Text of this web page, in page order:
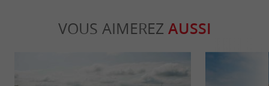
VOUS AIMEREZ AUSSI